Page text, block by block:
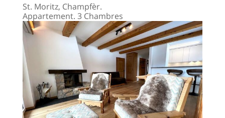
St. Moritz, Champfèr.
Appartement. 3 Chambres